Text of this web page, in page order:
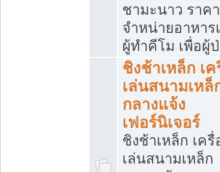
ชามะนาว ราค
จำหน่ายอาหาร
ผู้ทำคีโม เพื่อผู้
ชิงช้าเหล็ก เค
เล่นสนามเหล็
กลางแจ้ง
เฟอร์นิเจอร์
ชิงช้าเหล็ก เครื่
เล่นสนามเหล็ก